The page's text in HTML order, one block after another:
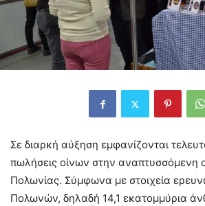
Σε διαρκή αύξηση εμφανίζονται
πωλήσεις οίνων στην αναπτυσσόμενη
Πολωνίας. Σύμφωνα με στοιχεία
Πολωνών, δηλαδή 14,1 εκατομμύρια